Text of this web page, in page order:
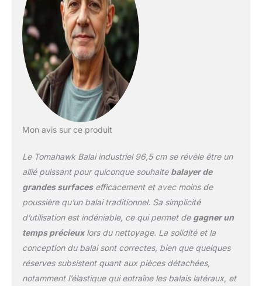
surfaces humides ou
sèches. De plus, il est
super silencieux pour
une utilisation dans et
autour des clients.
Réglable : paramètres
facilement réglables pour
un nettoyage en
linoléum et le vinyle sans
rayures ni éraflures
Ramassez plus : 5 fois
recueille jusqu'à 55 litres
de poussière et de débris
avec ce grand bac de
collecte de la litière et de
la saleté à l'herbe et aux
tontes d'aménagement
paysager. Léger et
Mon avis sur ce produit
Le Tomahawk Balai industriel 96,5 cm se révèle être un
allié puissant pour quiconque souhaite balayer de
grandes surfacesefficacement et avec moins de
poussière qu’un balai traditionnel. Sa simplicité
d’utilisation est indéniable, ce qui permet de gagner un
temps précieuxlors du nettoyage. La solidité et la
conception du balai sont correctes, bien que quelques
réserves subsistent quant aux pièces détachées,
notamment l’élastique qui entraîne les balais latéraux, et